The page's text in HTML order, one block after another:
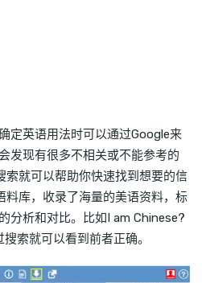
定英语用法时可以通过Google来
发现有很多不相关或不能参考的
索就可以帮助你快速找到想要的信
料库，收录了海量的美语资料，标
分析和对比。比如I am Chinese?
索就可以看到前者正确。